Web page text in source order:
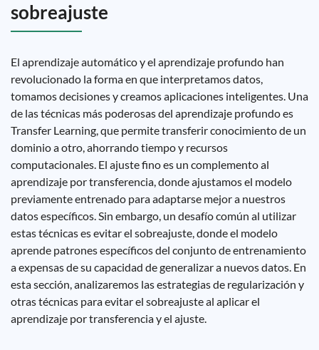
sobreajuste
El aprendizaje automático y el aprendizaje profundo han
revolucionado la forma en que interpretamos datos,
tomamos decisiones y creamos aplicaciones inteligentes. Una
de las técnicas más poderosas del aprendizaje profundo es
Transfer Learning, que permite transferir conocimiento de un
dominio a otro, ahorrando tiempo y recursos
computacionales. El ajuste fino es un complemento al
aprendizaje por transferencia, donde ajustamos el modelo
previamente entrenado para adaptarse mejor a nuestros
datos específicos. Sin embargo, un desafío común al utilizar
estas técnicas es evitar el sobreajuste, donde el modelo
aprende patrones específicos del conjunto de entrenamiento
a expensas de su capacidad de generalizar a nuevos datos. En
esta sección, analizaremos las estrategias de regularización y
otras técnicas para evitar el sobreajuste al aplicar el
aprendizaje por transferencia y el ajuste.